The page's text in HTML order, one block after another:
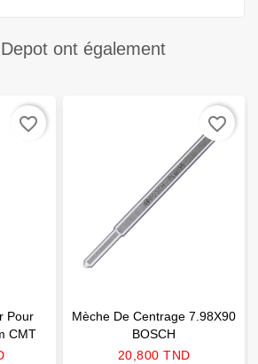
ont également
Pour
CMT
favorite_border
Mèche De Centrage 7.98X90
BOSCH
Prix
20,800 TND
favorite_border